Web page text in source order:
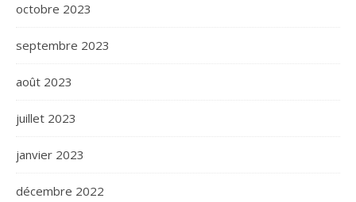
octobre 2023
septembre 2023
août 2023
juillet 2023
janvier 2023
décembre 2022